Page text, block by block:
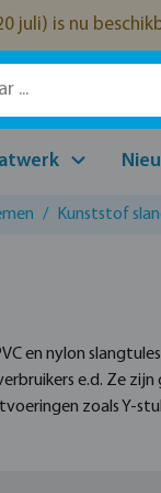
juli) is nu
/ Kunststof
en nylon
e.d. Ze
zoals Y-